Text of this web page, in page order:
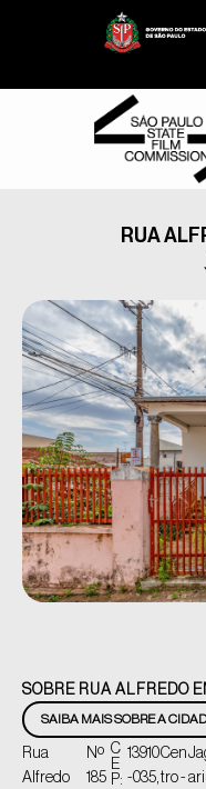
RUA
SOBRE RUA ALFREDO
SAIBA MAIS SOBRE A
Rua
Alfredo
Nº
185
C
E
P:
13910
-035,
Cen
tro -